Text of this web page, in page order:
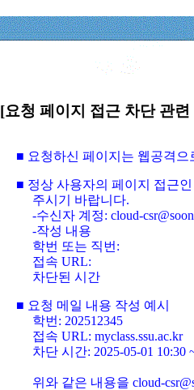
[요청 페이지 접근 차단 관
■ 요청하신 페이지는 웹공격
■ 정상 사용자의 페이지 접근
주시기 바랍니다.
-수신자 계정: cloud-
-작성 내용
학번 또는 직번:
접속 URL:
차단된 시간
■ 요청 메일 내용 작성 예시
학번: 202512345
접속 URL: myclass.ssu.ac.kr
차단 시간: 2025-05-01 10:30
위와 같은 내용을 cloud-